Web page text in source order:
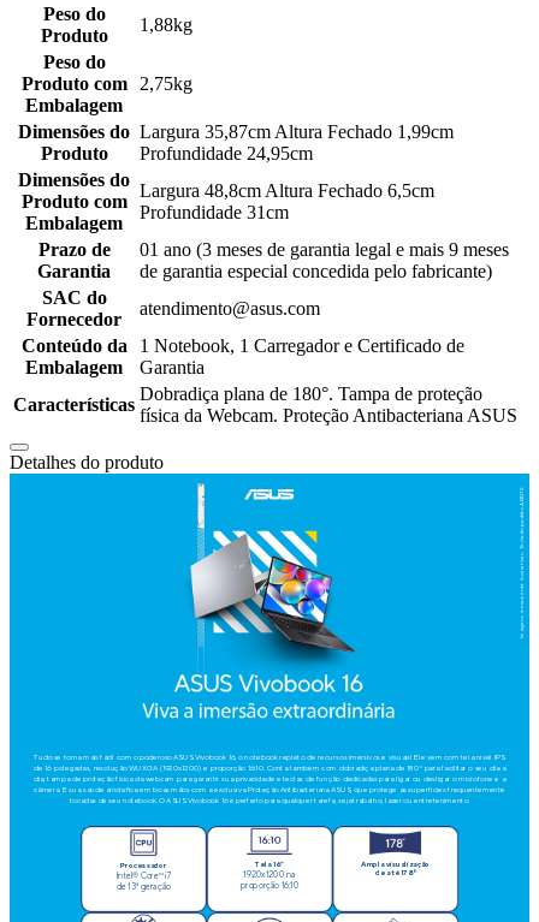
Peso do
Produto
1,88kg
Peso do
Produto com
Embalagem
2,75kg
Dimensões do
Produto
Largura 35,87cm Altura Fechado 1,99cm
Profundidade 24,95cm
Dimensões do
Produto com
Embalagem
Largura 48,8cm Altura Fechado 6,5cm
Profundidade 31cm
Prazo de
Garantia
01 ano (3 meses de garantia legal e mais 9 meses
de garantia especial concedida pelo fabricante)
SAC do
Fornecedor
atendimento@asus.com
Conteúdo da
Embalagem
1 Notebook, 1 Carregador e Certificado de
Garantia
Características
Dobradiça plana de 180°. Tampa de proteção
física da Webcam. Proteção Antibacteriana ASUS
Detalhes do produto